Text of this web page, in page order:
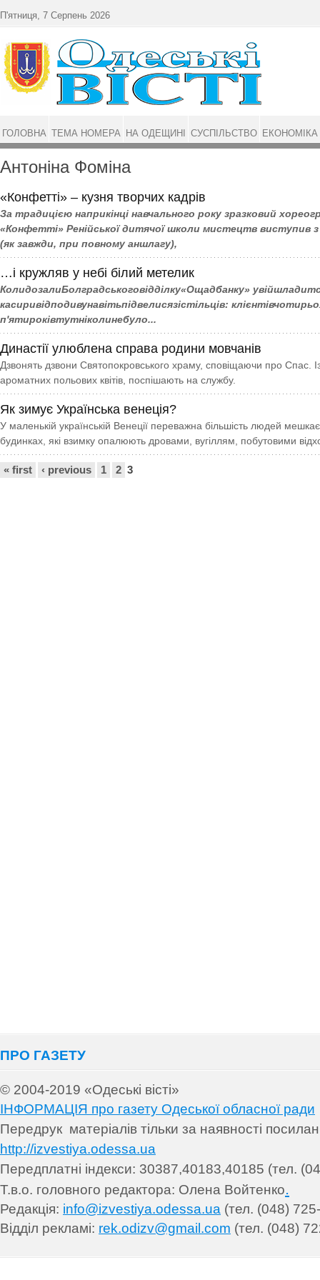
Антоніна Фоміна
«Конфетті» – кузня творчих кадрів
За традицією наприкінці навчального року зразковий
«Конфетті» Ренійської дитячої школи мистецтв виступив
(як завжди, при повному аншлагу),
…і кружляв у небі білий метелик
КолидозалиБолградськоговідділку«Ощадбанку»
касиривідподивунавітьпідвелисязістільців:
п'ятироківтутніколинебуло...
Династії улюблена справа родини мовчанів
Дзвонять дзвони Святопокровського храму, сповіщаючи про Спас.
ароматних польових квітів, поспішають на службу.
Як зимує Українська венеція?
У маленькій українській Венеції переважна більшість людей
будинках, які взимку опалюють дровами, вугіллям, побутовими
Сторінки
« first ‹ previous 1 2 3
П'ятниця, 7 Серпень 2026
ГОЛОВНА ТЕМА НОМЕРА НА ОДЕЩИНІ СУСПІЛЬСТВО ЕКОНОМІКА
ПРО ГАЗЕТУ
© 2004-2019 «Одеські вісті»
ІНФОРМАЦІЯ про газету Одеської обласної ради
Передрук матеріалів тільки за наявності
http://izvestiya.odessa.ua
Передплатні індекси: 30387,40183,40185 (тел.
Т.в.о. головного редактора: Олена Войтенко.
Редакція: info@izvestiya.odessa.ua (тел. (048)
Відділ рекламі: rek.odizv@gmail.com (тел. (048)